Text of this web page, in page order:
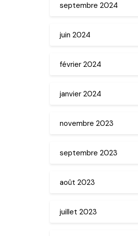
septembre 2024
juin 2024
février 2024
janvier 2024
novembre 2023
septembre 2023
août 2023
juillet 2023